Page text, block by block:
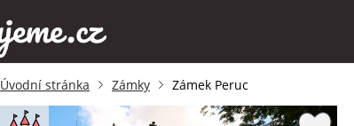
Úvodní stránka Zámky Zámek Peruc